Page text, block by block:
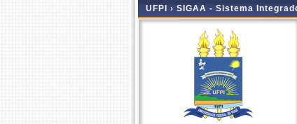
UFPI › SIGAA - Sistema